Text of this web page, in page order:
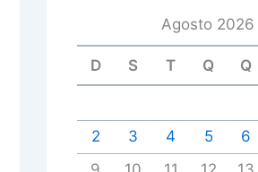
Agosto 2026
D S T Q Q
2
3 4 5 6